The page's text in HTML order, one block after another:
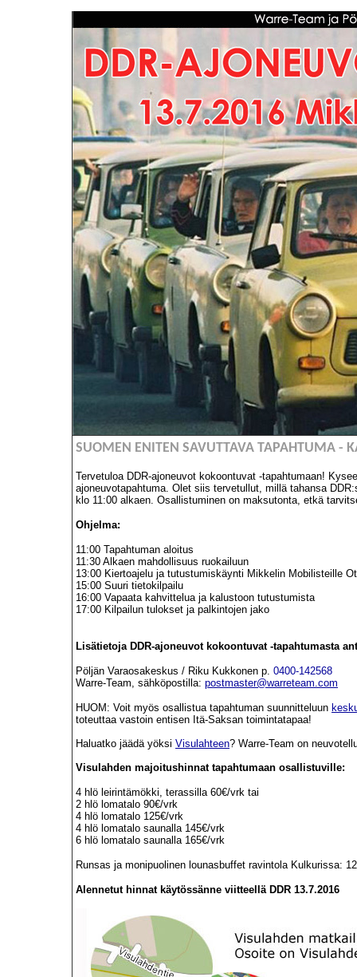
SUOMEN ENITEN SAVUTTAVA TAPAHTUMA -
Tervetuloa DDR-ajoneuvot kokoontuvat -tapahtumaan!
ajoneuvotapahtuma. Olet siis tervetullut, millä tahansa
klo 11:00 alkaen. Osallistuminen on maksutonta, etkä
Ohjelma:
11:00 Tapahtuman aloitus
11:30 Alkaen mahdollisuus ruokailuun
13:00 Kiertoajelu ja tutustumiskäynti Mikkelin Mobilisteille
15:00 Suuri tietokilpailu
16:00 Vapaata kahvittelua ja kalustoon tutustumista
17:00 Kilpailun tulokset ja palkintojen jako
Lisätietoja DDR-ajoneuvot kokoontuvat -tapahtumasta
Pöljän Varaosakeskus / Riku Kukkonen p. 0400-142568
Warre-Team, sähköpostilla: postmaster@warreteam.com
HUOM: Voit myös osallistua tapahtuman suunnitteluun
toteuttaa vastoin entisen Itä-Saksan toimintatapaa!
Haluatko jäädä yöksi Visulahteen? Warre-Team on
Visulahden majoitushinnat tapahtumaan osallistuville:
4 hlö leirintämökki, terassilla 60€/vrk tai
2 hlö lomatalo 90€/vrk
4 hlö lomatalo 125€/vrk
4 hlö lomatalo saunalla 145€/vrk
6 hlö lomatalo saunalla 165€/vrk
Runsas ja monipuolinen lounasbuffet ravintola Kulkurissa:
Alennetut hinnat käytössänne viitteellä DDR 13.7.2016